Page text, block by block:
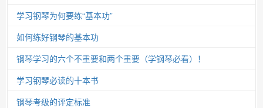
学习钢琴为何要练“基本功”
如何练好钢琴的基本功
钢琴学习的六个不重要和两个重要（学钢琴必看）！
学习钢琴必读的十本书
钢琴考级的评定标准